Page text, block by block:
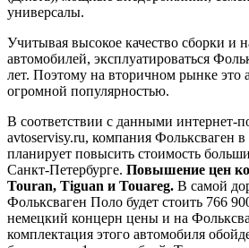
универсалы.
Учитывая высокое качество сборки и
автомобилей, эксплуатироваться
лет. Поэтому на вторичном рынке это
огромной популярностью.
В соответствии с данными интернет-
avtoservisy.ru, компания Фольксваген в
планирует повысить стоимость
Санкт-Петербурге. Повышение цен
Touran, Tiguan и Touareg. В самой
Фольксваген Поло будет стоить 766
немецкий концерн цены и на
комплектация этого автомобиля